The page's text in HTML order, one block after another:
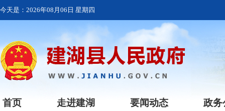
今天是： 2026年08月06日 星期四
首页 走进建湖 要闻动态 政务